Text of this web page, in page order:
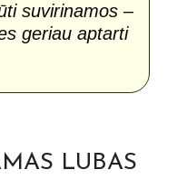
suvirinamos –
geriau aptarti
LUBAS